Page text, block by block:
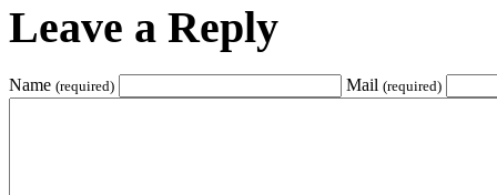
Leave a Reply
Name (required) Mail (required)